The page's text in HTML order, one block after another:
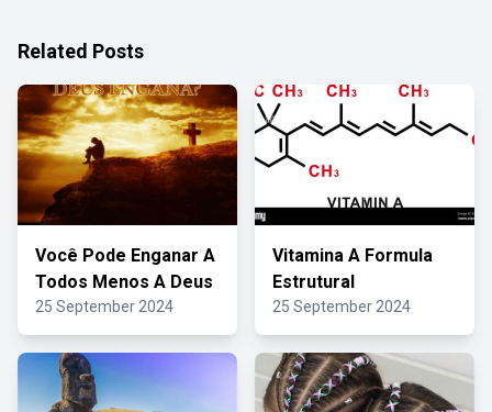
Related Posts
Você Pode Enganar A
Todos Menos A Deus
25 September 2024
Vitamina A Formula
Estrutural
25 September 2024